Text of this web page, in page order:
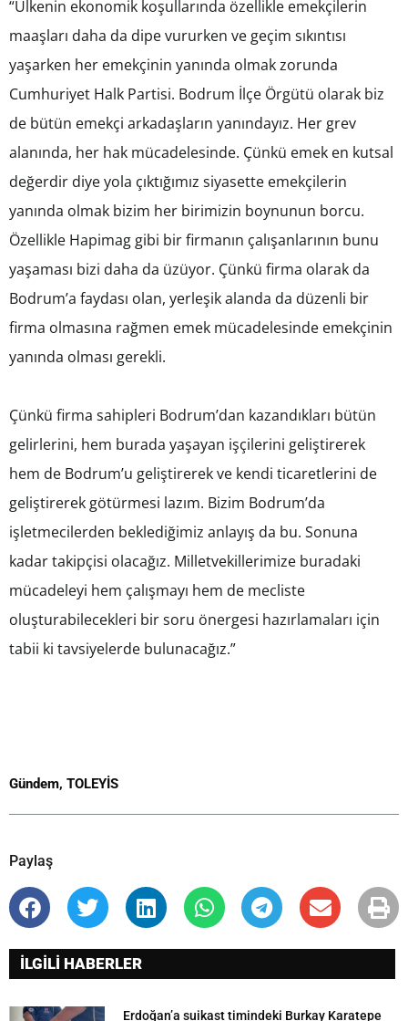
“Ülkenin ekonomik koşullarında özellikle emekçilerin
maaşları daha da dipe vururken ve geçim sıkıntısı
yaşarken her emekçinin yanında olmak zorunda
Cumhuriyet Halk Partisi. Bodrum İlçe Örgütü olarak biz
de bütün emekçi arkadaşların yanındayız. Her grev
alanında, her hak mücadelesinde. Çünkü emek en kutsal
değerdir diye yola çıktığımız siyasette emekçilerin
yanında olmak bizim her birimizin boynunun borcu.
Özellikle Hapimag gibi bir firmanın çalışanlarının bunu
yaşaması bizi daha da üzüyor. Çünkü firma olarak da
Bodrum’a faydası olan, yerleşik alanda da düzenli bir
firma olmasına rağmen emek mücadelesinde emekçinin
yanında olması gerekli.
Çünkü firma sahipleri Bodrum’dan kazandıkları bütün
gelirlerini, hem burada yaşayan işçilerini geliştirerek
hem de Bodrum’u geliştirerek ve kendi ticaretlerini de
geliştirerek götürmesi lazım. Bizim Bodrum’da
işletmecilerden beklediğimiz anlayış da bu. Sonuna
kadar takipçisi olacağız. Milletvekillerimize buradaki
mücadeleyi hem çalışmayı hem de mecliste
oluşturabilecekleri bir soru önergesi hazırlamaları için
tabii ki tavsiyelerde bulunacağız.”
Gündem, TOLEYİS
Paylaş
İLGİLİ HABERLER
Erdoğan’a suikast timindeki Burkay Karatepe